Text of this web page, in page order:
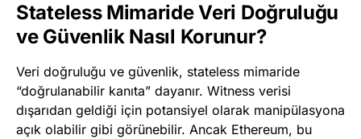
Stateless Mimaride Veri Doğruluğu
ve Güvenlik Nasıl Korunur?
Veri doğruluğu ve güvenlik, stateless mimaride
“doğrulanabilir kanıta” dayanır. Witness verisi
dışarıdan geldiği için potansiyel olarak manipülasyona
açık olabilir gibi görünebilir. Ancak Ethereum, bu